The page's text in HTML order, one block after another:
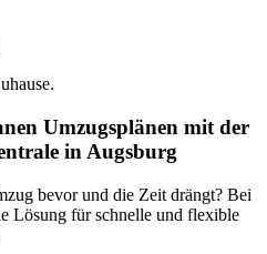
Umzugsplänen mit der
in Augsburg
bevor und die Zeit drängt? Bei
Lösung für schnelle und flexible